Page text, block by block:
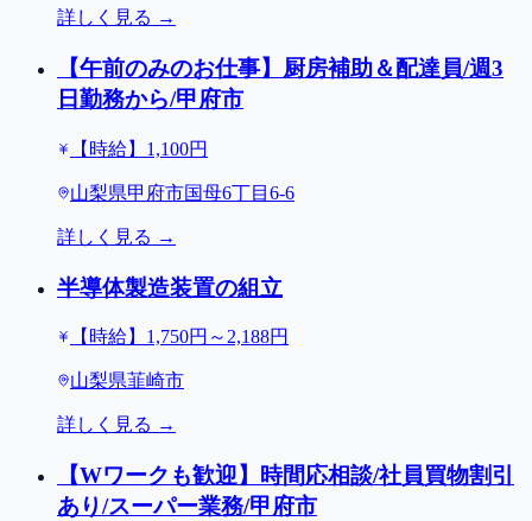
詳しく見る →
【午前のみのお仕事】厨房補助＆配達員/週3
日勤務から/甲府市
【時給】1,100円
山梨県甲府市国母6丁目6-6
詳しく見る →
半導体製造装置の組立
【時給】1,750円～2,188円
山梨県韮崎市
詳しく見る →
【Wワークも歓迎】時間応相談/社員買物割引
あり/スーパー業務/甲府市